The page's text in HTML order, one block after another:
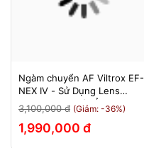
Ngàm chuyển AF Viltrox EF-
NEX IV - Sử Dụng Lens
Canon Trên Máy Ảnh Sony
E-Mount - Bảo Hành 12
Tháng.
3,100,000 đ (Giảm: -36%)
1,990,000 đ